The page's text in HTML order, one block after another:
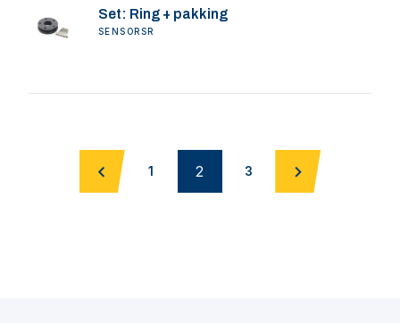
Set: Ring + pakking
SENSORSR
1 2 3